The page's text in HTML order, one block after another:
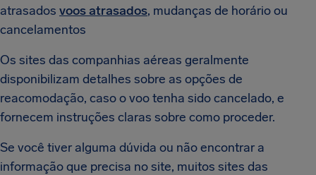
atrasados voos atrasados, mudanças de horário ou
cancelamentos
Os sites das companhias aéreas geralmente
disponibilizam detalhes sobre as opções de
reacomodação, caso o voo tenha sido cancelado, e
fornecem instruções claras sobre como proceder.
Se você tiver alguma dúvida ou não encontrar a
informação que precisa no site, muitos sites das